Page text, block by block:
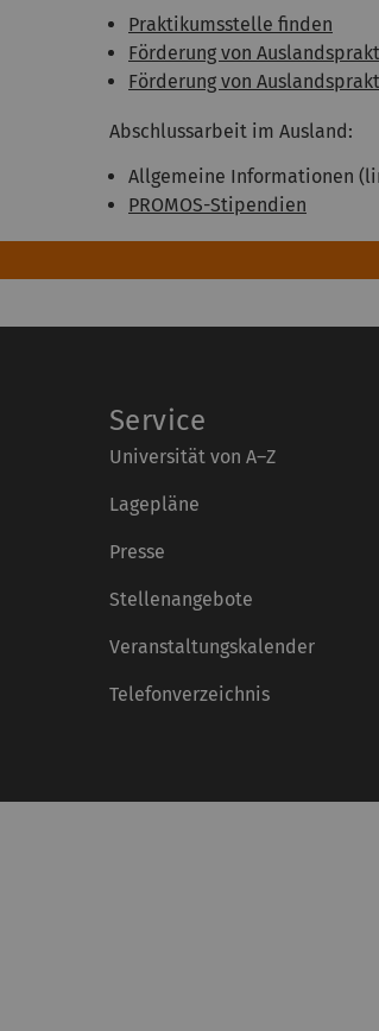
Praktikumsstelle finden
Förderung von
Förderung von
Abschlussarbeit im Ausland:
Allgemeine Informationen
PROMOS-Stipendien
Service
Universität von A–Z
Lagepläne
Presse
Stellenangebote
Veranstaltungskalender
Telefonverzeichnis